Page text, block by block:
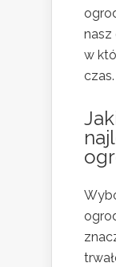
nasz
w
czas.